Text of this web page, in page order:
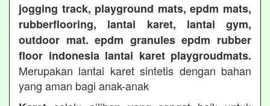
jogging track, playground mats, epdm mats,
rubberflooring, lantai karet, lantai gym,
outdoor mat. epdm granules epdm rubber
floor indonesia lantai karet playgroudmats.
Merupakan lantai karet sintetis dengan bahan
yang aman bagi anak-anak